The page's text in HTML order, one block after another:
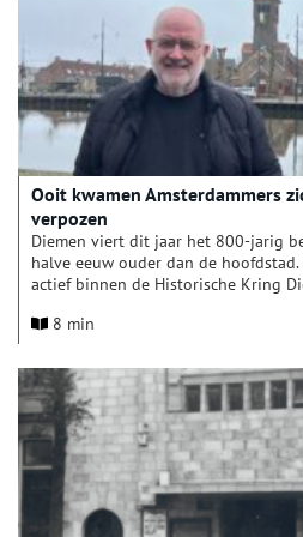
Ooit kwamen Amsterdammers
verpozen
Diemen viert dit jaar het 800-jarig
halve eeuw ouder dan de hoofdstad.
actief binnen de Historische Kring
de rook van Amsterdam.
8 min